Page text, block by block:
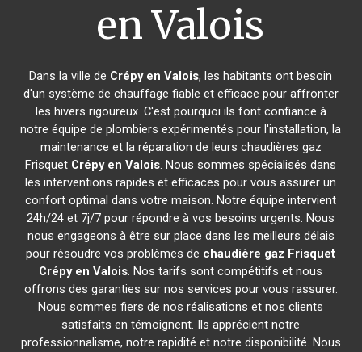
en Valois
Dans la ville de Crépy en Valois, les habitants ont besoin
d'un système de chauffage fiable et efficace pour affronter
les hivers rigoureux. C'est pourquoi ils font confiance à
notre équipe de plombiers expérimentés pour l'installation, la
maintenance et la réparation de leurs chaudières gaz
Frisquet Crépy en Valois. Nous sommes spécialisés dans
les interventions rapides et efficaces pour vous assurer un
confort optimal dans votre maison. Notre équipe intervient
24h/24 et 7j/7 pour répondre à vos besoins urgents. Nous
nous engageons à être sur place dans les meilleurs délais
pour résoudre vos problèmes de chaudière gaz Frisquet
Crépy en Valois. Nos tarifs sont compétitifs et nous
offrons des garanties sur nos services pour vous rassurer.
Nous sommes fiers de nos réalisations et nos clients
satisfaits en témoignent. Ils apprécient notre
professionnalisme, notre rapidité et notre disponibilité. Nous